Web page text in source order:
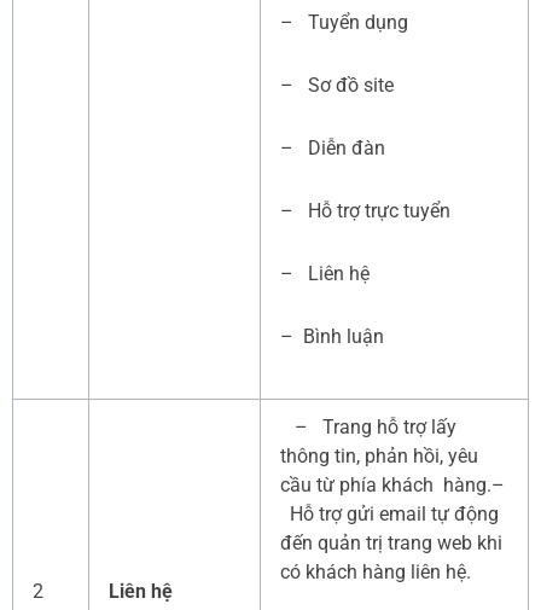
– Tuyển dụng
– Sơ đồ site
– Diễn đàn
– Hỗ trợ trực tuyển
– Liên hệ
– Bình luận
2 Liên hệ
– Trang hỗ trợ lấy
thông tin, phản hồi, yêu
cầu từ phía khách hàng.–
Hỗ trợ gửi email tự động
đến quản trị trang web khi
có khách hàng liên hệ.